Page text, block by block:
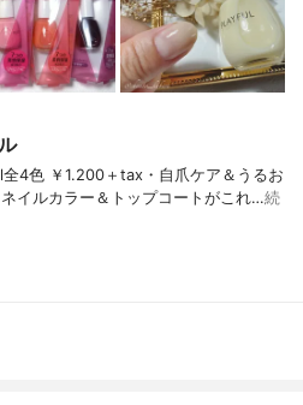
4色 ￥1.200＋tax・自爪ケア＆うるお
イルカラー＆トップコートがこれ…続